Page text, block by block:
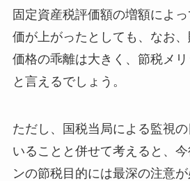
固定資産税評価額の増額によ
価が上がったとしても、なお
価格の乖離は大きく、節税メ
と言えるでしょう。
ただし、国税当局による監視
いることと併せて考えると、
ンの節税目的には最深の注意